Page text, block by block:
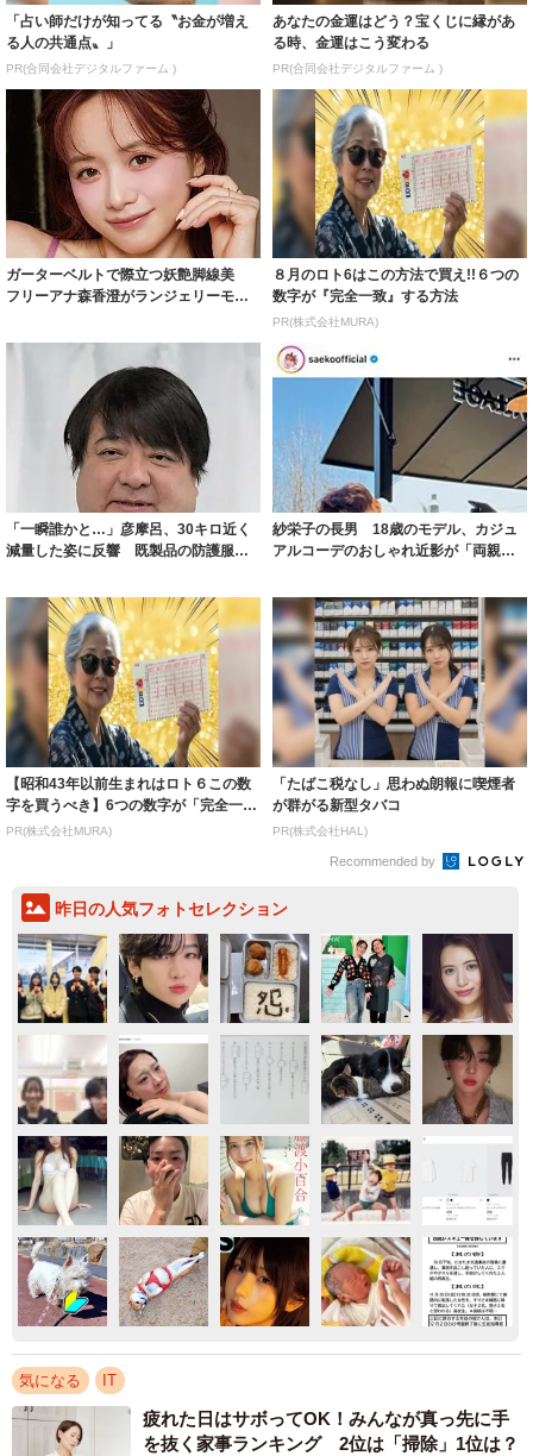
「占い師だけが知ってる〝お金が増え
る人の共通点〟」
PR(合同会社デジタルファーム )
あなたの金運はどう？宝くじに縁があ
る時、金運はこう変わる
PR(合同会社デジタルファーム )
ガーターベルトで際立つ妖艶脚線美
フリーアナ森香澄がランジェリーモデ
８月のロト6はこの方法で買え!!６つの
数字が『完全一致』する方法
PR(株式会社MURA)
「一瞬誰かと…」彦摩呂、30キロ近く
減量した姿に反響 既製品の防護服が
紗栄子の長男 18歳のモデル、カジュ
アルコーデのおしゃれ近影が「両親の
【昭和43年以前生まれはロト６この数
字を買うべき】6つの数字が「完全一
致」する方...
PR(株式会社MURA)
「たばこ税なし」思わぬ朗報に喫煙者
が群がる新型タバコ
PR(株式会社HAL)
Recommended by
昨日の人気フォトセレクション
気になる IT
疲れた日はサボってOK！みんなが真っ先に手
を抜く家事ランキング 2位は「掃除」1位は？